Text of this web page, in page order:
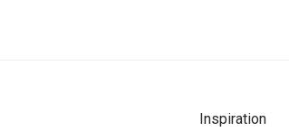
Inspiration